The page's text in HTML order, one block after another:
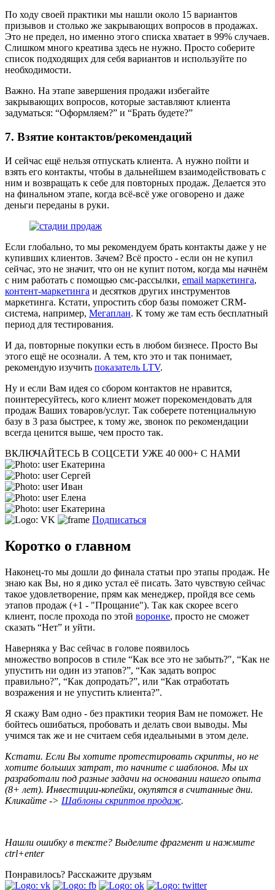
По ходу своей практики мы нашли около 15 вариантов
призывов и столько же закрывающих вопросов в продажах.
Это не предел, но именно этого списка хватает в 99% случаев.
Слишком много креатива здесь не нужно. Просто соберите
список подходящих для себя вариантов и используйте по
необходимости.
Важно. На этапе завершения продажи избегайте
закрывающих вопросов, которые заставляют клиента
задуматься: “Оформляем?” и “Брать будете?”
7. Взятие контактов/рекомендаций
И сейчас ещё нельзя отпускать клиента. А нужно пойти и
взять его контакты, чтобы в дальнейшем взаимодействовать с
ним и возвращать к себе для повторных продаж. Делается это
на финальном этапе, когда всё-всё уже оговорено и даже
деньги переданы в руки.
Если глобально, то мы рекомендуем брать контакты даже у не
купивших клиентов. Зачем? Всё просто - если он не купил
сейчас, это не значит, что он не купит потом, когда мы начнём
с ним работать с помощью смс-рассылки, email маркетинга,
контент-маркетинга и десятков других инструментов
маркетинга. Кстати, упростить сбор базы поможет CRM-
система, например, Мегаплан. К тому же там есть бесплатный
период для тестирования.
И да, повторные покупки есть в любом бизнесе. Просто Вы
этого ещё не осознали. А тем, кто это и так понимает,
рекомендую изучить показатель LTV.
Ну и если Вам идея со сбором контактов не нравится,
поинтересуйтесь, кого клиент может порекомендовать для
продаж Ваших товаров/услуг. Так соберете потенциальную
базу в 3 раза быстрее, к тому же, звонок по рекомендации
всегда ценится выше, чем просто так.
ВКЛЮЧАЙТЕСЬ В СОЦСЕТИ УЖЕ 40 000+ С НАМИ
Екатерина
Сергей
Иван
Елена
Екатерина
Подписаться
Коротко о главном
Наконец-то мы дошли до финала статьи про этапы продаж. Не
знаю как Вы, но я дико устал её писать. Зато чувствую сейчас
такое удовлетворение, прям как менеджер, пройдя все семь
этапов продаж (+1 - "Прощание"). Так как скорее всего
клиент, после прохода по этой воронке, просто не сможет
сказать “Нет” и уйти.
Наверняка у Вас сейчас в голове появилось
множество вопросов в стиле “Как все это не забыть?", “Как не
упустить ни один из этапов?”, “Как задать вопрос
правильно?”, “Как допродать?”, или “Как отработать
возражения и не упустить клиента?”.
Я скажу Вам одно - без практики теория Вам не поможет. Не
бойтесь ошибаться, пробовать и делать свои выводы. Мы
учимся так же и не считаем себя идеальными в этом деле.
Кстати. Если Вы хотите протестировать скрипты, но не
хотите больших затрат, то начните с шаблонов. Мы их
разработали под разные задачи на основании нашего опыта
(8+ лет). Инвестиции-копейки, окупятся в считанные дни.
Кликайте -> Шаблоны скриптов продаж.
Нашли ошибку в тексте? Выделите фрагмент и нажмите
ctrl+enter
Понравилось? Расскажите друзьям